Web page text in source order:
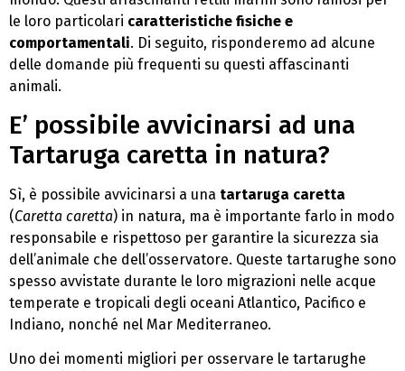
le loro particolari caratteristiche fisiche e
comportamentali. Di seguito, risponderemo ad alcune
delle domande più frequenti su questi affascinanti
animali.
E’ possibile avvicinarsi ad una
Tartaruga caretta in natura?
Sì, è possibile avvicinarsi a una tartaruga caretta
(Caretta caretta) in natura, ma è importante farlo in modo
responsabile e rispettoso per garantire la sicurezza sia
dell’animale che dell’osservatore. Queste tartarughe sono
spesso avvistate durante le loro migrazioni nelle acque
temperate e tropicali degli oceani Atlantico, Pacifico e
Indiano, nonché nel Mar Mediterraneo.
Uno dei momenti migliori per osservare le tartarughe